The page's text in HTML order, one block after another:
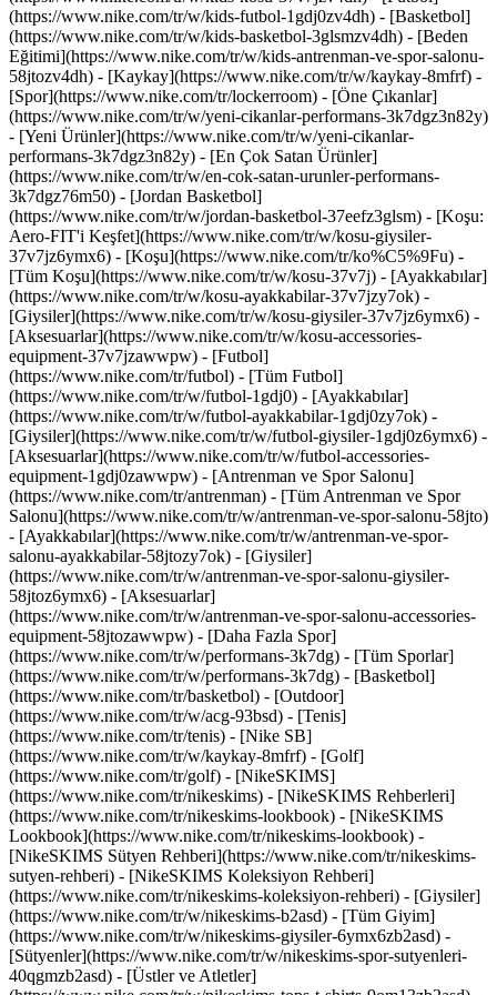
(https://www.nike.com/tr/w/kids-futbol-1gdj0zv4dh) - [Basketbol]
(https://www.nike.com/tr/w/kids-basketbol-3glsmzv4dh) - [Beden
Eğitimi](https://www.nike.com/tr/w/kids-antrenman-ve-spor-salonu-
58jtozv4dh) - [Kaykay](https://www.nike.com/tr/w/kaykay-8mfrf) -
[Spor](https://www.nike.com/tr/lockerroom) - [Öne Çıkanlar]
(https://www.nike.com/tr/w/yeni-cikanlar-performans-3k7dgz3n82y)
- [Yeni Ürünler](https://www.nike.com/tr/w/yeni-cikanlar-
performans-3k7dgz3n82y) - [En Çok Satan Ürünler]
(https://www.nike.com/tr/w/en-cok-satan-urunler-performans-
3k7dgz76m50) - [Jordan Basketbol]
(https://www.nike.com/tr/w/jordan-basketbol-37eefz3glsm) - [Koşu:
Aero-FIT'i Keşfet](https://www.nike.com/tr/w/kosu-giysiler-
37v7jz6ymx6) - [Koşu](https://www.nike.com/tr/ko%C5%9Fu) -
[Tüm Koşu](https://www.nike.com/tr/w/kosu-37v7j) - [Ayakkabılar]
(https://www.nike.com/tr/w/kosu-ayakkabilar-37v7jzy7ok) -
[Giysiler](https://www.nike.com/tr/w/kosu-giysiler-37v7jz6ymx6) -
[Aksesuarlar](https://www.nike.com/tr/w/kosu-accessories-
equipment-37v7jzawwpw) - [Futbol]
(https://www.nike.com/tr/futbol) - [Tüm Futbol]
(https://www.nike.com/tr/w/futbol-1gdj0) - [Ayakkabılar]
(https://www.nike.com/tr/w/futbol-ayakkabilar-1gdj0zy7ok) -
[Giysiler](https://www.nike.com/tr/w/futbol-giysiler-1gdj0z6ymx6) -
[Aksesuarlar](https://www.nike.com/tr/w/futbol-accessories-
equipment-1gdj0zawwpw) - [Antrenman ve Spor Salonu]
(https://www.nike.com/tr/antrenman) - [Tüm Antrenman ve Spor
Salonu](https://www.nike.com/tr/w/antrenman-ve-spor-salonu-58jto)
- [Ayakkabılar](https://www.nike.com/tr/w/antrenman-ve-spor-
salonu-ayakkabilar-58jtozy7ok) - [Giysiler]
(https://www.nike.com/tr/w/antrenman-ve-spor-salonu-giysiler-
58jtoz6ymx6) - [Aksesuarlar]
(https://www.nike.com/tr/w/antrenman-ve-spor-salonu-accessories-
equipment-58jtozawwpw) - [Daha Fazla Spor]
(https://www.nike.com/tr/w/performans-3k7dg) - [Tüm Sporlar]
(https://www.nike.com/tr/w/performans-3k7dg) - [Basketbol]
(https://www.nike.com/tr/basketbol) - [Outdoor]
(https://www.nike.com/tr/w/acg-93bsd) - [Tenis]
(https://www.nike.com/tr/tenis) - [Nike SB]
(https://www.nike.com/tr/w/kaykay-8mfrf) - [Golf]
(https://www.nike.com/tr/golf) - [NikeSKIMS]
(https://www.nike.com/tr/nikeskims) - [NikeSKIMS Rehberleri]
(https://www.nike.com/tr/nikeskims-lookbook) - [NikeSKIMS
Lookbook](https://www.nike.com/tr/nikeskims-lookbook) -
[NikeSKIMS Sütyen Rehberi](https://www.nike.com/tr/nikeskims-
sutyen-rehberi) - [NikeSKIMS Koleksiyon Rehberi]
(https://www.nike.com/tr/nikeskims-koleksiyon-rehberi) - [Giysiler]
(https://www.nike.com/tr/w/nikeskims-b2asd) - [Tüm Giyim]
(https://www.nike.com/tr/w/nikeskims-giysiler-6ymx6zb2asd) -
[Sütyenler](https://www.nike.com/tr/w/nikeskims-spor-sutyenleri-
40qgmzb2asd) - [Üstler ve Atletler]